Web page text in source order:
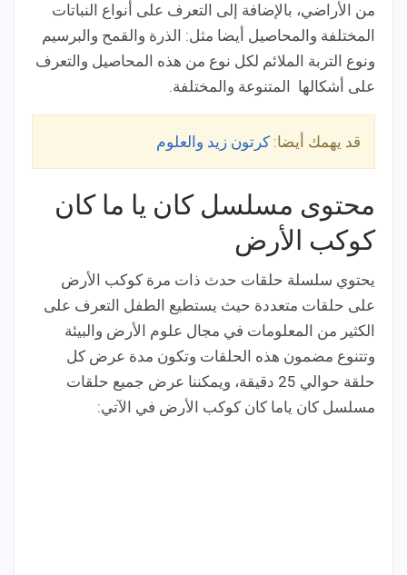
من الأراضي، بالإضافة إلى التعرف على أنواع النباتات
المختلفة والمحاصيل أيضا مثل: الذرة والقمح والبرسيم
ونوع التربة الملائم لكل نوع من هذه المحاصيل والتعرف
على أشكالها المتنوعة والمختلفة.
قد يهمك أيضا: كرتون زيد والعلوم
محتوى مسلسل كان يا ما كان
كوكب الأرض
يحتوي سلسلة حلقات حدث ذات مرة كوكب الأرض
على حلقات متعددة حيث يستطيع الطفل التعرف على
الكثير من المعلومات في مجال علوم الأرض والبيئة
وتتنوع مضمون هذه الحلقات وتكون مدة عرض كل
حلقة حوالي 25 دقيقة، ويمكننا عرض جميع حلقات
مسلسل كان ياما كان كوكب الأرض في الآتي: